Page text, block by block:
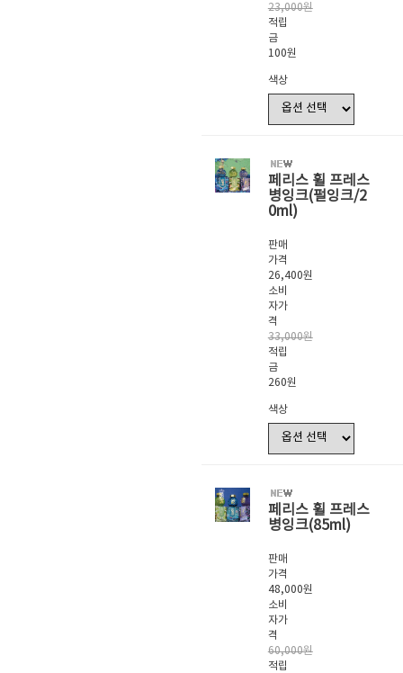
23,000원
적립
금
100원
색상
페리스 휠 프레스
병잉크(펄잉크/2
0ml)
판매
가격
26,400원
소비
자가
격
33,000원
적립
금
260원
색상
페리스 휠 프레스
병잉크(85ml)
판매
가격
48,000원
소비
자가
격
60,000원
적립